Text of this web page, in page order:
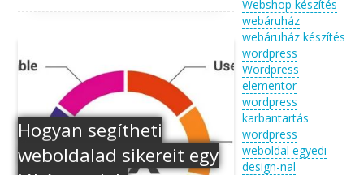
Hogyan segítheti
weboldalad sikereit egy
Webshop készítés
webáruház
webáruház készítés
wordpress
Wordpress
elementor
wordpress
karbantartás
wordpress
weboldal egyedi
design-nal